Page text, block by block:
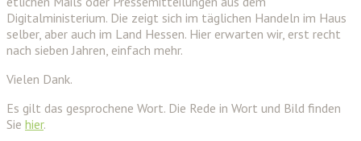
Digitalministerium. Die zeigt sich im täglichen Handeln im Haus
selber, aber auch im Land Hessen. Hier erwarten wir, erst recht
nach sieben Jahren, einfach mehr.
Vielen Dank.
Es gilt das gesprochene Wort. Die Rede in Wort und Bild finden
Sie hier.